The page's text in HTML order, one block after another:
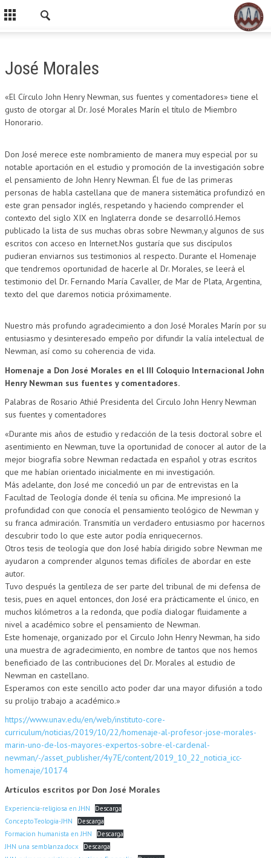
José Morales
«El Círculo John Henry Newman, sus fuentes y comentadores» tiene el
gusto de otorgar al Dr. José Morales Marín el título de Miembro
Honorario.
Don José merece este nombramiento de manera muy especial por su
notable aportación en el estudio y promoción de la investigación sobre
el pensamiento de John Henry Newman. Él fue de las primeras
personas de habla castellana que de manera sistemática profundizó en
este gran pensador inglés, respetando y haciendo comprender el
contexto del siglo XIX en Inglaterra donde se desarrolló.Hemos
publicado la lista de sus muchas obras sobre Newman,y algunos de sus
escritos con acceso en Internet.Nos gustaría que sus discípulos
pudieran enviarnos sus testimonios al respecto. Durante el Homenaje
que tendremos oportunidad de hacerle al Dr. Morales, se leerá el
testimonio del Dr. Fernando María Cavaller, de Mar de Plata, Argentina,
texto del que daremos noticia próximamente.
Nuestro más profundo agradecimiento a don José Morales Marín por su
entusiasmo y desinteresado empeño por difundir la valía intelectual de
Newman, así como su coherencia de vida.
Homenaje a Don José Morales en el III Coloquio Internacional John
Henry Newman sus fuentes y comentadores.
Palabras de Rosario Athié Presidenta del Circulo John Henry Newman
sus fuentes y comentadores
«Durante mis años de estudio y redacción de la tesis doctoral sobre el
asentimiento en Newman, tuve la oportunidad de conocer al autor de la
mejor biografía sobre Newman redactada en español y otras escritos
que me habían orientado inicialmente en mi investigación.
Más adelante, don José me concedió un par de entrevistas en la
Facultad de Teología donde él tenía su oficina. Me impresionó la
profundidad con que conocía el pensamiento teológico de Newman y
su franca admiración. Transmitía un verdadero entusiasmo por hacernos
descubrir todo lo que este autor podía enriquecernos.
Otros tesis de teología que don José había dirigido sobre Newman me
ayudaron a comprender algunos temas difíciles de abordar en este
autor.
Tuvo después la gentileza de ser parte del tribunal de mi defensa de
tesis, pues en aquel entonces, don José era prácticamente el único, en
muchos kilómetros a la redonda, que podía dialogar fluidamente a
nivel a académico sobre el pensamiento de Newman.
Este homenaje, organizado por el Circulo John Henry Newman, ha sido
una muestra de agradecimiento, en nombre de tantos que nos hemos
beneficiado de las contribuciones del Dr. Morales al estudio de
Newman en castellano.
Esperamos con este sencillo acto poder dar una mayor difusión a todo
su prolijo trabajo a académico.»
https://www.unav.edu/en/web/instituto-core-
curriculum/noticias/2019/10/22/homenaje-al-profesor-jose-morales-
marin-uno-de-los-mayores-expertos-sobre-el-cardenal-
newman/-/asset_publisher/4y7E/content/2019_10_22_noticia_icc-
homenaje/10174
Artículos escritos por Don José Morales
Experiencia-religiosa en JHN
Descarga
ConceptoTeologia-JHN
Descarga
Formacion humanista en JHN
Descarga
JHN una semblanza.docx
Descarga